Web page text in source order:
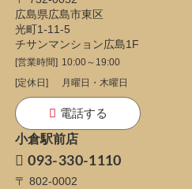
広島県広島市東区
光町1-11-5
チサンマンション広島1F
[営業時間] 10:00～19:00
[定休日]
月曜日・木曜日
電話する
小倉駅前店
093-330-1110
〒 802-0002